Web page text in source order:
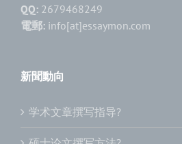
QQ: 2679468249
電郵: info[at]essaymon.com
新聞動向
学术文章撰写指导?